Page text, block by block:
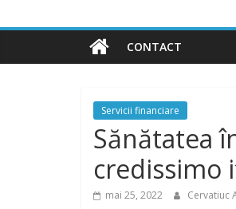
CONTACT
Servicii financiare
Sănătatea
credissimo
mai 25, 2022 Cervatiuc